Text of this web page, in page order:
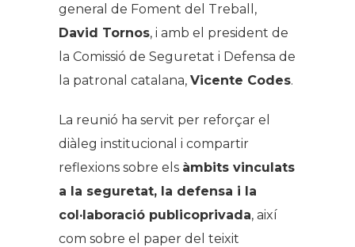
general de Foment del Treball,
David Tornos, i amb el president de
la Comissió de Seguretat i Defensa de
la patronal catalana, Vicente Codes.
La reunió ha servit per reforçar el
diàleg institucional i compartir
reflexions sobre els àmbits vinculats
a la seguretat, la defensa i la
col·laboració publicoprivada, així
com sobre el paper del teixit